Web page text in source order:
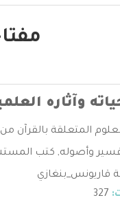
وآثاره
المتعلقة بالقرآن
وأصوله, كتب
قاريونس_بنغازي